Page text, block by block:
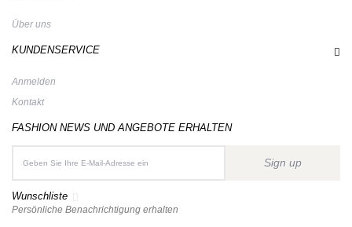
Über uns
KUNDENSERVICE
Anmelden
Kontakt
FASHION NEWS UND ANGEBOTE ERHALTEN
Sign up
Wunschliste
Persönliche Benachrichtigung erhalten